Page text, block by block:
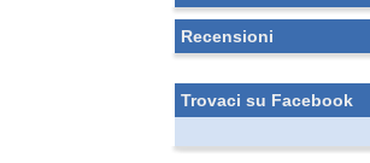
Recensioni
Trovaci su Facebook